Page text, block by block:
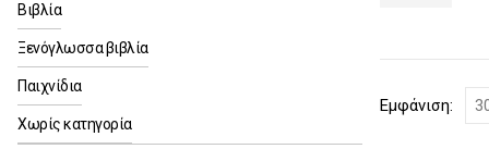
Εμφάνιση:
Βιβλία
Ξενόγλωσσα βιβλία
Παιχνίδια
Χωρίς κατηγορία